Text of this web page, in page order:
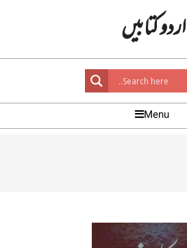
اردو کتابیں
Menu